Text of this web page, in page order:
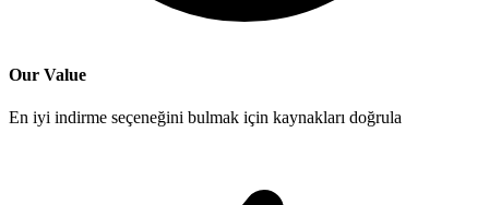
Our Value
En iyi indirme seçeneğini bulmak için kaynakları doğrula